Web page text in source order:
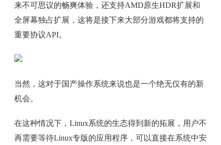
来不可思议的畅爽体验，还支持AMD原生HDR扩展和
全屏幕独占扩展，这将是接下来大部分游戏都将支持的
重要协议API。
当然，这对于国产操作系统来说也是一个绝无仅有的新
机会。
在这种情况下，Linux系统的生态得到新的拓展，用户不
再需要等待Linux专版的应用程序，可以直接在系统中安